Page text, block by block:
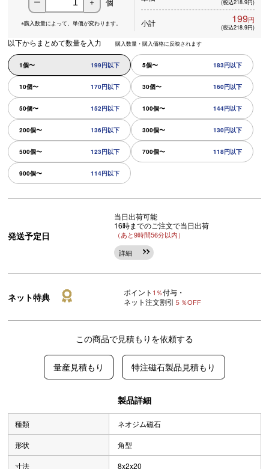
ー ＋
※購入数量によって、 単価が変わります。
(税込218.9円)
小計 199円
(税込218.9円)
以下からまとめて数量を入力 購入数量・購入価格に反映されます
1個〜 199円以下 5個〜 183円以下
10個〜 170円以下 30個〜 160円以下
50個〜 152円以下 100個〜 144円以下
200個〜 136円以下 300個〜 130円以下
500個〜 123円以下 700個〜 118円以下
900個〜 114円以下
発送予定日
当日出荷可能
16時までのご注文で当日出荷
（あと9時間56分以内）
詳細
ネット特典 ポイント 1％付与・
ネット注文割引 ５％OFF
この商品で見積もりを依頼する
量産見積もり 特注磁石製品見積もり
製品詳細
種類 ネオジム磁石
形状 角型
寸法 8x2x20